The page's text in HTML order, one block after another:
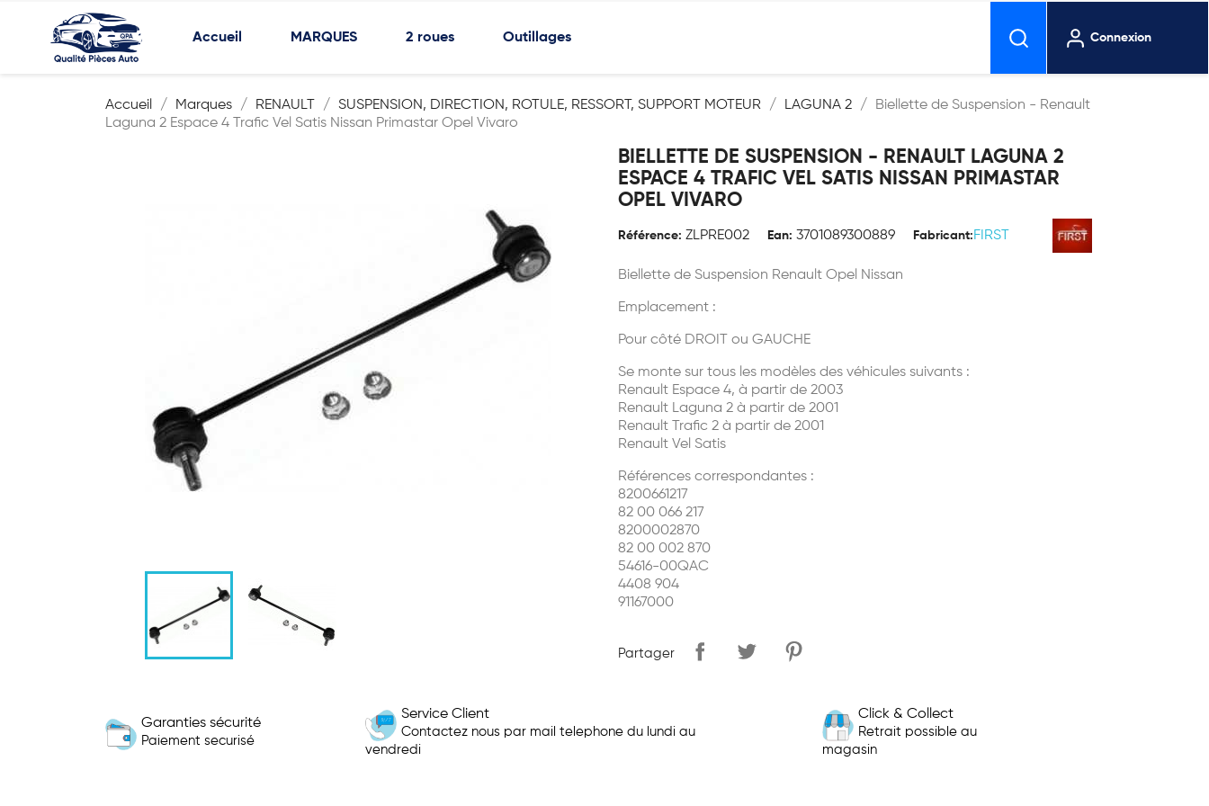
Accueil MARQUES 2 roues Outillages Connexion
Accueil Marques RENAULT SUSPENSION, DIRECTION, ROTULE, RESSORT, SUPPORT MOTEUR LAGUNA 2
Biellette de Suspension - Renault
Laguna 2 Espace 4 Trafic Vel Satis Nissan Primastar Opel Vivaro
BIELLETTE DE SUSPENSION - RENAULT LAGUNA 2
ESPACE 4 TRAFIC VEL SATIS NISSAN PRIMASTAR
OPEL VIVARO
Référence: ZLPRE002 Ean: 3701089300889 Fabricant: FIRST
Biellette de Suspension Renault Opel Nissan
Emplacement :
Pour côté DROIT ou GAUCHE
Se monte sur tous les modèles des véhicules suivants :
Renault Espace 4, à partir de 2003
Renault Laguna 2 à partir de 2001
Renault Trafic 2 à partir de 2001
Renault Vel Satis
Références correspondantes :
8200661217
82 00 066 217
8200002870
82 00 002 870
54616-00QAC
4408 904
91167000
Partager
Garanties sécurité
Paiement securisé
Service Client
Contactez nous par mail telephone du lundi au
vendredi
Click & Collect
Retrait possible au
magasin